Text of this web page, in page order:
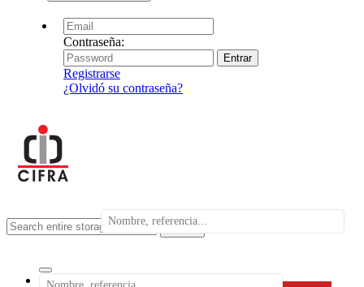
Contraseña:
Registrarse
¿Olvidó su contraseña?
search